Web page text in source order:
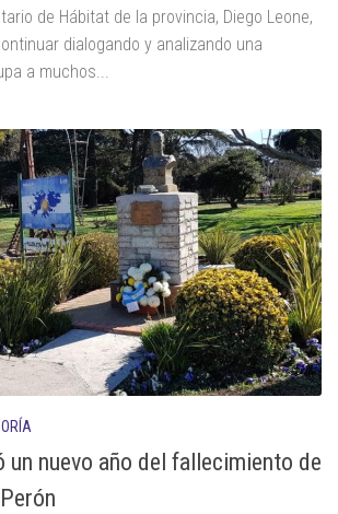
de Hábitat de la provincia, Diego Leone,
dialogando y analizando una
a muchos...
un nuevo año del fallecimiento de